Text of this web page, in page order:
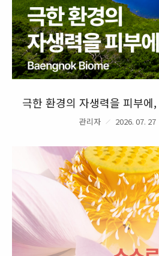
극한 환경의 자생력을 피부
관리자 2026. 07. 27